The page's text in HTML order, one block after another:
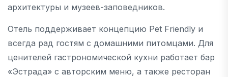
архитектуры и музеев-заповедников.
Отель поддерживает концепцию Pet Friendly и
всегда рад гостям с домашними питомцами. Для
ценителей гастрономической кухни работает бар
«Эстрада» с авторским меню, а также ресторан